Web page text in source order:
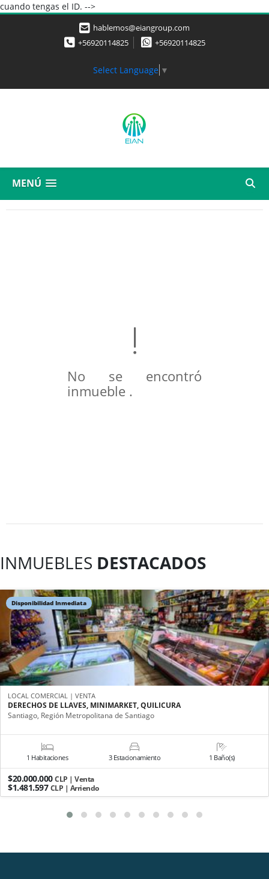
cuando tengas el ID. -->
hablemos@eiangroup.com
+56920114825
+56920114825
Select Language ▼
MENÚ
No se encontró
inmueble .
INMUEBLES DESTACADOS
Disponibilidad Inmediata
LOCAL COMERCIAL | VENTA
DERECHOS DE LLAVES, MINIMARKET, QUILICURA
Santiago, Región Metropolitana de Santiago
1 Habitaciones 3 Estacionamiento 1 Baño(s)
$20.000.000CLP | Venta
$1.481.597CLP | Arriendo